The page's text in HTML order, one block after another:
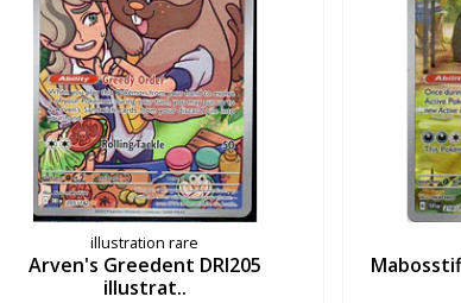
illustration rare
Arven's Greedent DRI205
illustrat..